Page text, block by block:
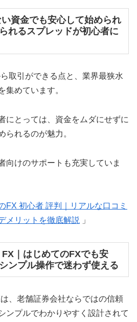
資金でも安心して始められ
れるスプレッドが初心者に
取引ができる点と、業界最狭水
集めています。
にとっては、資金をムダにせずに
られるのが魅力。
向けのサポートも充実していま
FX 初心者 評判｜リアルな口コミ
メリットを徹底解説
」
｜はじめてのFXでも安
ンプル操作で迷わず使える
、老舗証券会社ならではの信頼
ンプルでわかりやすく設計されて